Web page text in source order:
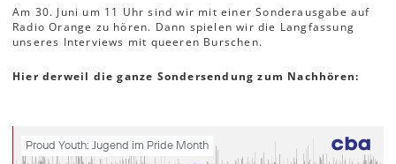
Am 30. Juni um 11 Uhr sind wir mit einer Sonderausgabe auf
Radio Orange zu hören. Dann spielen wir die Langfassung
unseres Interviews mit queeren Burschen.
Hier derweil die ganze Sondersendung zum Nachhören: